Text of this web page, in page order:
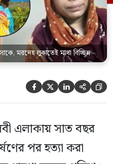
মরদেহ লুকাতেই মাথা বিচ্ছিন্ন
    
এলাকায় সাত বছর
পর হত্যা করা